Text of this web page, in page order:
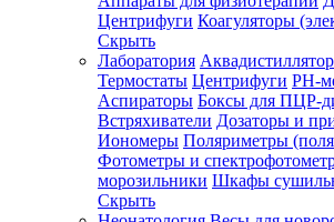
Центрифуги Коагуляторы
Скрыть
Лаборатория
Термостаты Центрифуги PH-
Аспираторы Боксы для ПЦР-
Встряхиватели Дозаторы и
Иономеры Поляриметры
Фотометры и
морозильники Шкафы
Скрыть